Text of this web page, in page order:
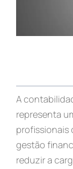
A
representa
profissionais
gestão
reduzir a